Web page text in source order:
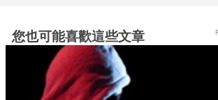
您也可能喜歡這些文章